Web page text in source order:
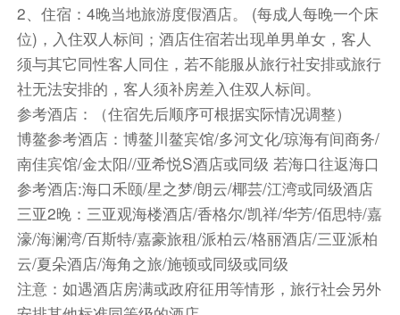
红龙五条街，尽头均通往大海。涂鸦墙、彩色阶梯
和渔船，随手一拍都是大片。
打卡点：
五条街道：黄龙街最热闹，红龙街拍照绝美，青龙
街人少清幽。
彩虹阶梯：通往海边的秘密通道，阳光洒下，童话
氛围拉满！
海边咖啡店：坐拥绝美一线海景，点一杯饮品，轻
松get网红氛围感。
沙滩日落：傍晚的落日盛宴，橙色海天交织，记得
穿裙子凹造型！
打卡有“亚洲第一大道”之称的【椰梦长廊】（停留
时间约40分钟）是环三亚湾修建的一条著名的滨
2、住宿：4晚当地旅游度假酒店。 (每成人每晚一个床
位)，入住双人标间；酒店住宿若出现单男单女，客人
须与其它同性客人同住，若不能服从旅行社安排或旅行
社无法安排的，客人须补房差入住双人标间。
参考酒店：（住宿先后顺序可根据实际情况调整）
博鳌参考酒店：博鳌川鳌宾馆/多河文化/琼海有间商务/
南佳宾馆/金太阳//亚希悦S酒店或同级 若海口往返海口
参考酒店:海口禾颐/星之梦/朗云/椰芸/江湾或同级酒店
三亚2晚：三亚观海楼酒店/香格尔/凯祥/华芳/佰思特/嘉
濠/海澜湾/百斯特/嘉豪旅租/派柏云/格丽酒店/三亚派柏
云/夏朵酒店/海角之旅/施顿或同级或同级
注意：如遇酒店房满或政府征用等情形，旅行社会另外